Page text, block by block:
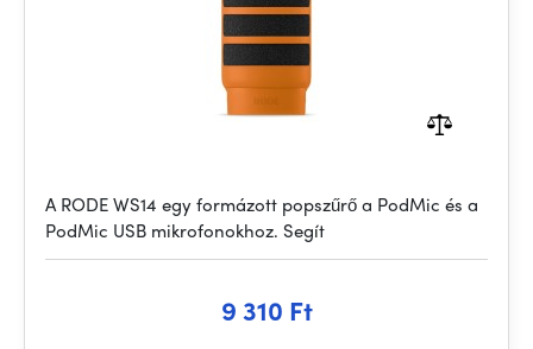
A RODE WS14 egy formázott popszűrő a PodMic és a
PodMic USB mikrofonokhoz. Segít
9 310 Ft